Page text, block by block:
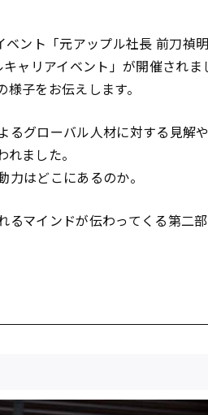
ント「元アップル社長 前刀禎
ャリアイベント」が開催されま
子をお伝えします。
るグローバル人材に対する見解
ました。
はどこにあるのか。
マインドが伝わってくる第二